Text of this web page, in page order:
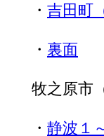
・ 吉田町
・ 裏面
牧之原市
・ 静波１